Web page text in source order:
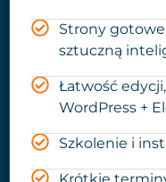
Strony
sztuczną
Łatwość
WordPress +
Szkolenie i